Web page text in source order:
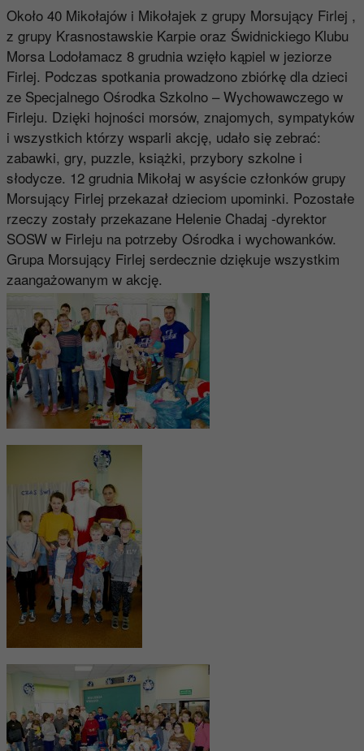
Około 40 Mikołajów i Mikołajek z grupy Morsujący Firlej ,
z grupy Krasnostawskie Karpie oraz Świdnickiego Klubu
Morsa Lodołamacz 8 grudnia wzięło kąpiel w jeziorze
Firlej. Podczas spotkania prowadzono zbiórkę dla dzieci
ze Specjalnego Ośrodka Szkolno – Wychowawczego w
Firleju. Dzięki hojności morsów, znajomych, sympatyków
i wszystkich którzy wsparli akcję, udało się zebrać:
zabawki, gry, puzzle, książki, przybory szkolne i
słodycze. 12 grudnia Mikołaj w asyście członków grupy
Morsujący Firlej przekazał dzieciom upominki. Pozostałe
rzeczy zostały przekazane Helenie Chadaj -dyrektor
SOSW w Firleju na potrzeby Ośrodka i wychowanków.
Grupa Morsujący Firlej serdecznie dziękuje wszystkim
zaangażowanym w akcję.